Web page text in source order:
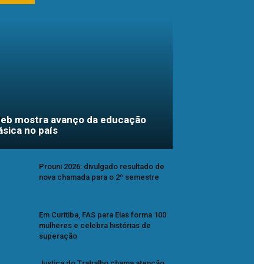
mostra avanço da educação
no país
Prouni 2026: divulgado resultado de
nova chamada para o 2º semestre
Em Curitiba, FAS para Elas forma 100
mulheres e celebra histórias de
superação